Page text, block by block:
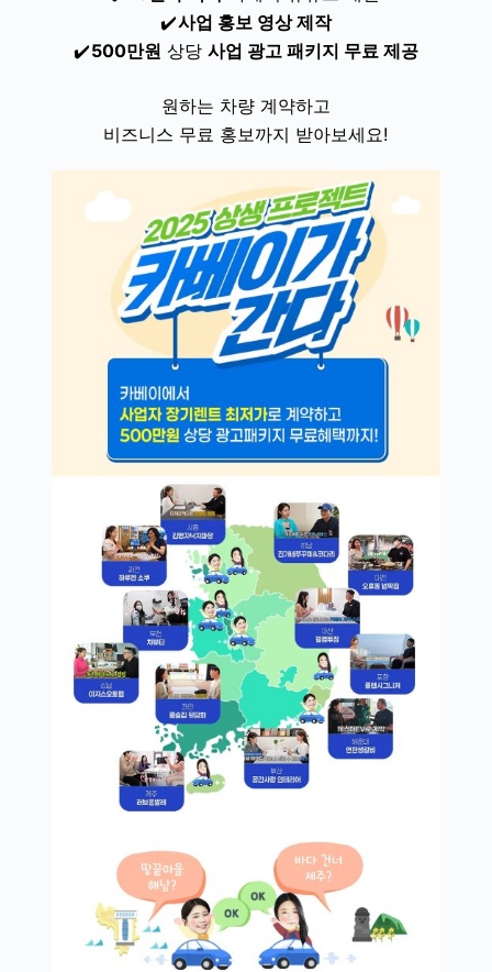
✔️사업 홍보 영상 제작
✔️500만원 상당 사업 광고 패키지 무료 제공
원하는 차량 계약하고
비즈니스 무료 홍보까지 받아보세요!